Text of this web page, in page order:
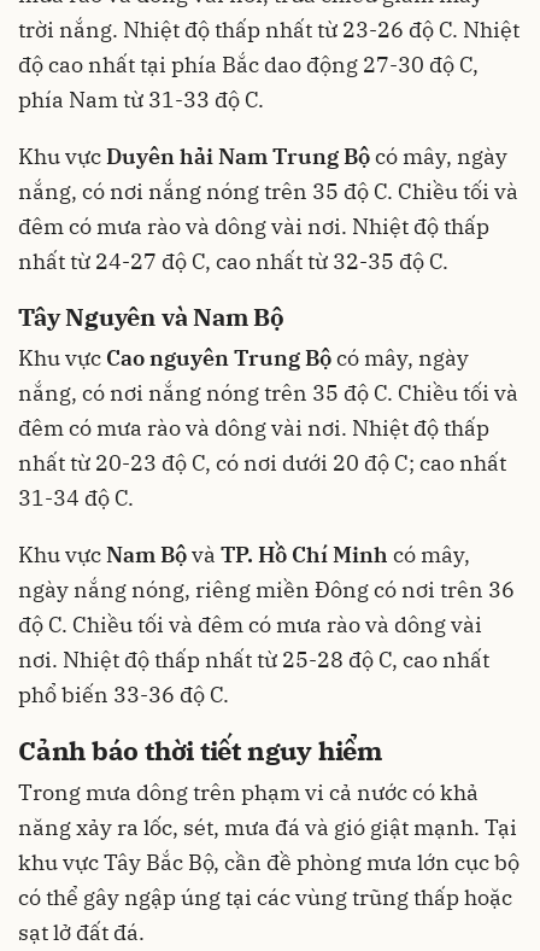
trời nắng. Nhiệt độ thấp nhất từ 23-26 độ C. Nhiệt
độ cao nhất tại phía Bắc dao động 27-30 độ C,
phía Nam từ 31-33 độ C.
Khu vựcDuyên hải Nam Trung Bộcó mây, ngày
nắng, có nơi nắng nóng trên 35 độ C. Chiều tối và
đêm có mưa rào và dông vài nơi. Nhiệt độ thấp
nhất từ 24-27 độ C, cao nhất từ 32-35 độ C.
Tây Nguyên và Nam Bộ
Khu vực Cao nguyên Trung Bộcó mây, ngày
nắng, có nơi nắng nóng trên 35 độ C. Chiều tối và
đêm có mưa rào và dông vài nơi. Nhiệt độ thấp
nhất từ 20-23 độ C, có nơi dưới 20 độ C; cao nhất
31-34 độ C.
Khu vựcNam Bộvà TP. Hồ Chí Minh có mây,
ngày nắng nóng, riêng miền Đông có nơi trên 36
độ C. Chiều tối và đêm có mưa rào và dông vài
nơi. Nhiệt độ thấp nhất từ 25-28 độ C, cao nhất
phổ biến 33-36 độ C.
Cảnh báo thời tiết nguy hiểm
Trong mưa dông trên phạm vi cả nước có khả
năng xảy ra lốc, sét, mưa đá và gió giật mạnh. Tại
khu vực Tây Bắc Bộ, cần đề phòng mưa lớn cục bộ
có thể gây ngập úng tại các vùng trũng thấp hoặc
sạt lở đất đá.